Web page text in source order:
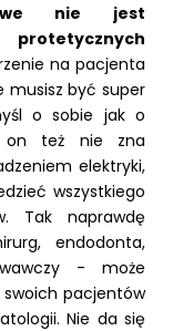
nie jest
protetycznych
na pacjenta
musisz być super
o sobie jak o
on też nie zna
elektryki,
wszystkiego
Tak naprawdę
endodonta,
- może
pacjentów
Nie da się